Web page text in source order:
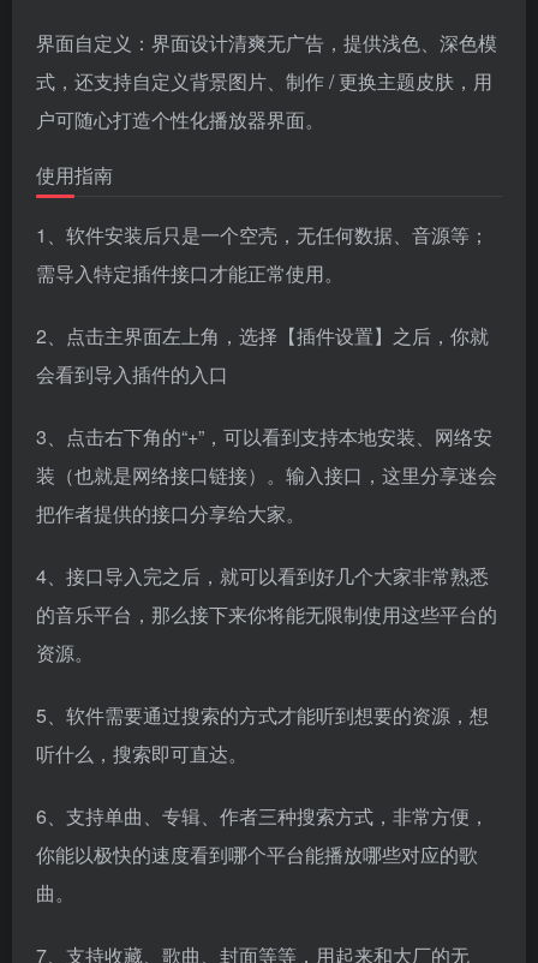
界面自定义：界面设计清爽无广告，提供浅色、深色模
式，还支持自定义背景图片、制作 / 更换主题皮肤，用
户可随心打造个性化播放器界面。
使用指南
1、软件安装后只是一个空壳，无任何数据、音源等；
需导入特定插件接口才能正常使用。
2、点击主界面左上角，选择【插件设置】之后，你就
会看到导入插件的入口
3、点击右下角的“+”，可以看到支持本地安装、网络安
装（也就是网络接口链接）。输入接口，这里分享迷会
把作者提供的接口分享给大家。
4、接口导入完之后，就可以看到好几个大家非常熟悉
的音乐平台，那么接下来你将能无限制使用这些平台的
资源。
5、软件需要通过搜索的方式才能听到想要的资源，想
听什么，搜索即可直达。
6、支持单曲、专辑、作者三种搜索方式，非常方便，
你能以极快的速度看到哪个平台能播放哪些对应的歌
曲。
7、支持收藏、歌曲、封面等等，用起来和大厂的无